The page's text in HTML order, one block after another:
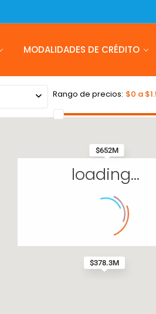
MODALIDADES DE CRÉDITO
Rango de precios: $0 a
$652M
$378.3M
loading...